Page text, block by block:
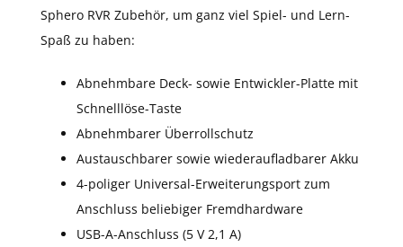
Sphero RVR Zubehör, um ganz viel Spiel- und Lern-
Spaß zu haben:
Abnehmbare Deck- sowie Entwickler-Platte mit
Schnelllöse-Taste
Abnehmbarer Überrollschutz
Austauschbarer sowie wiederaufladbarer Akku
4-poliger Universal-Erweiterungsport zum
Anschluss beliebiger Fremdhardware
USB-A-Anschluss (5 V 2,1 A)